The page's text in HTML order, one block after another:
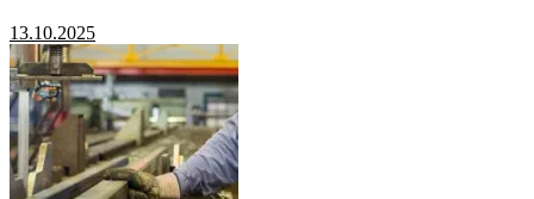
13.10.2025